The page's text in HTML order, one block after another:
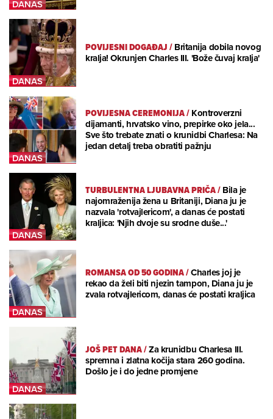
POVIJESNI DOGAĐAJ/Britanija dobila novog
kralja! Okrunjen Charles III. 'Bože čuvaj kralja'
POVIJESNA CEREMONIJA/Kontroverzni
dijamanti, hrvatsko vino, prepirke oko jela...
Sve što trebate znati o krunidbi Charlesa: Na
jedan detalj treba obratiti pažnju
TURBULENTNA LJUBAVNA PRIČA/Bila je
najomraženija žena u Britaniji, Diana ju je
nazvala 'rotvajlericom', a danas će postati
kraljica: 'Njih dvoje su srodne duše...'
ROMANSA OD 50 GODINA/Charles joj je
rekao da želi biti njezin tampon, Diana ju je
zvala rotvajlericom, danas će postati kraljica
JOŠ PET DANA/Za krunidbu Charlesa III.
spremna i zlatna kočija stara 260 godina.
Došlo je i do jedne promjene